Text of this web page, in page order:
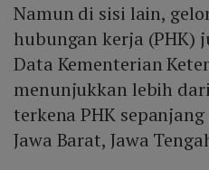
Namun di sisi lain,
hubungan kerja (PHK)
Data Kementerian
menunjukkan lebih
terkena PHK
Jawa Barat, Jawa